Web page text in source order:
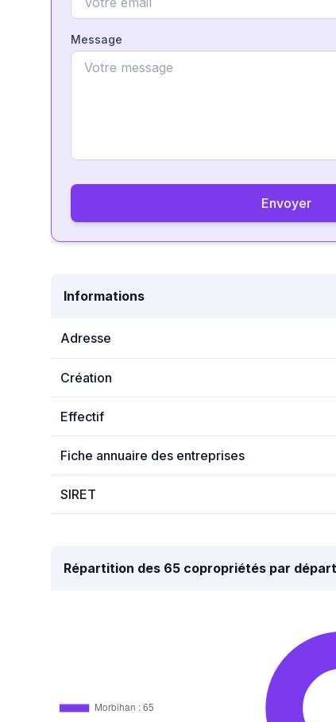
Message
Envoyer
Informations
Adresse
Création
Effectif
Fiche annuaire des entreprises
SIRET
Répartition des 65 copropriétés par
Morbihan : 65